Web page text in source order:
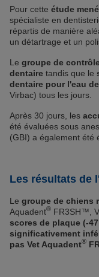
Pour cette étude
spécialiste en
répartis de manière
un détartrage et un
Le groupe de
dentaire tandis que le
dentaire pour l'eau
Virbac) tous les jours.
Après 30 jours, les
été évaluées sous
(GBI) a également été
Les résultats de
Le groupe de chiens
Aquadent® FR3SH™,
scores de plaque (-
significativement
pas Vet Aquadent®